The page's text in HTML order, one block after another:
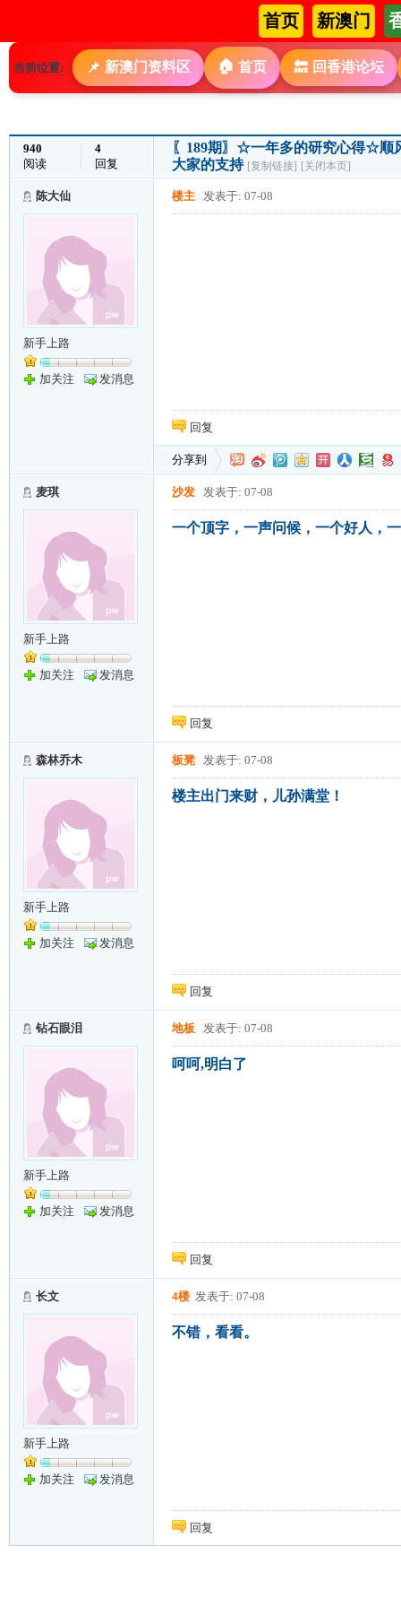
首页 新澳门
当前位置: 📌 新澳门资料区 🏠 首页 🔙 回香港论坛
940
阅读
4
回复
〖189期〗☆一年多的研究心得☆顺
大家的支持 [复制链接] [关闭本页]
陈大仙
新手上路
加关注 发消息
楼主 发表于: 07-08
回复
分享到
麦琪
新手上路
加关注 发消息
沙发 发表于: 07-08
一个顶字，一声问候，一个好人，
回复
森林乔木
新手上路
加关注 发消息
板凳 发表于: 07-08
楼主出门来财，儿孙满堂！
回复
钻石眼泪
新手上路
加关注 发消息
地板 发表于: 07-08
呵呵,明白了
回复
长文
新手上路
加关注 发消息
4楼 发表于: 07-08
不错，看看。
回复